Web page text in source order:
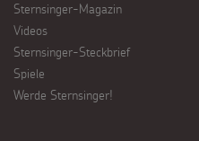
Sternsinger-Magazin
Videos
Sternsinger-Steckbrief
Spiele
Werde Sternsinger!